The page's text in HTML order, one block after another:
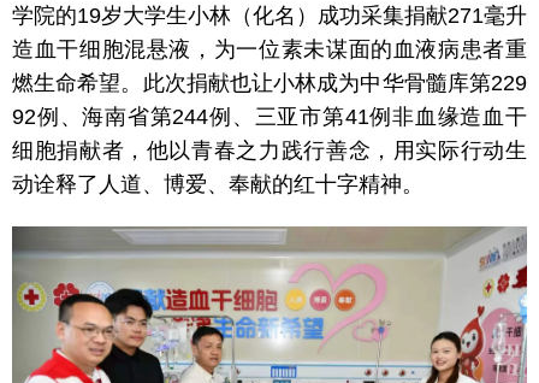
学院的19岁大学生小林（化名）成功采集捐献271毫升
造血干细胞混悬液，为一位素未谋面的血液病患者重
燃生命希望。此次捐献也让小林成为中华骨髓库第229
92例、海南省第244例、三亚市第41例非血缘造血干
细胞捐献者，他以青春之力践行善念，用实际行动生
动诠释了人道、博爱、奉献的红十字精神。